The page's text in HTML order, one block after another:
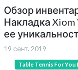
Обзор
Накладка Xiom
ее
19 сент. 2019
Table Tennis For